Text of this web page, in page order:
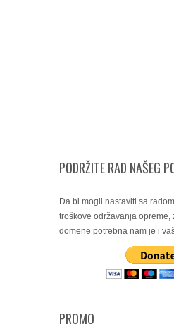
PODRŽITE RAD NAŠEG
Da bi mogli nastaviti sa
troškove održavanja opreme,
domene potrebna nam je i
PROMO